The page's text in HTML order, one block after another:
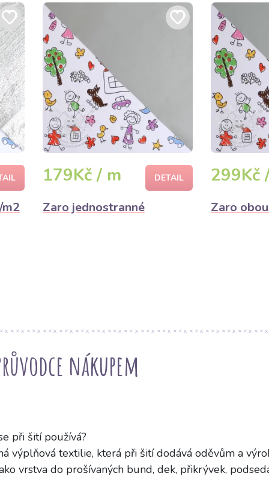
179Kč / m DETAIL
Zaro jednostranné
299Kč
Zaro
nákupem
při šití používá?
výplňová textilie, která při šití dodává oděvům a
vrstva do prošívaných bund, dek, přikrývek,